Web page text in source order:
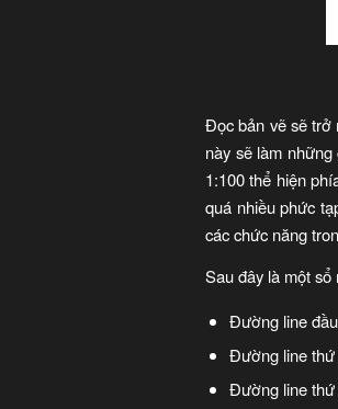
Đọc bản vẽ sẽ trở
này sẽ làm
1:100 thể hiện
quá nhiều phức
các chức năng
Sau đây là một
Đường line
Đường line thứ
Đường line thứ